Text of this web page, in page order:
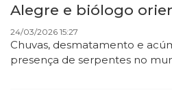
Alegre e biólogo
24/03/2026 15:27
Chuvas, desmatamento e
presença de serpentes no